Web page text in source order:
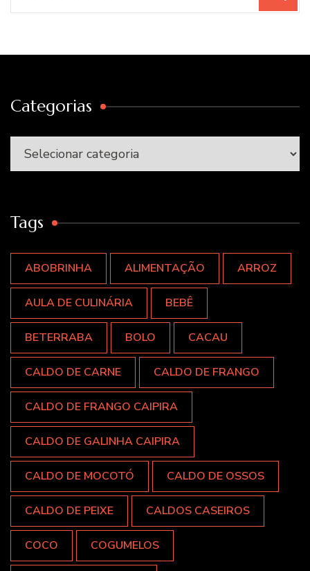
Categorias
Categorias
Tags
ABOBRINHA ALIMENTAÇÃO ARROZ
AULA DE CULINÁRIA BEBÊ
BETERRABA BOLO CACAU
CALDO DE CARNE CALDO DE FRANGO
CALDO DE FRANGO CAIPIRA
CALDO DE GALINHA CAIPIRA
CALDO DE MOCOTÓ CALDO DE OSSOS
CALDO DE PEIXE CALDOS CASEIROS
COCO COGUMELOS